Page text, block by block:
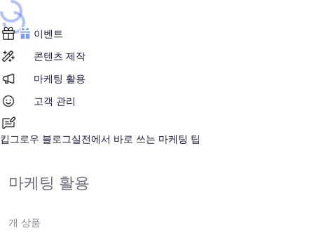
이벤트
콘텐츠 제작
마케팅 활용
고객 관리
킵그로우 블로그실전에서 바로 쓰는 마케팅 팁
마케팅 활용
개 상품